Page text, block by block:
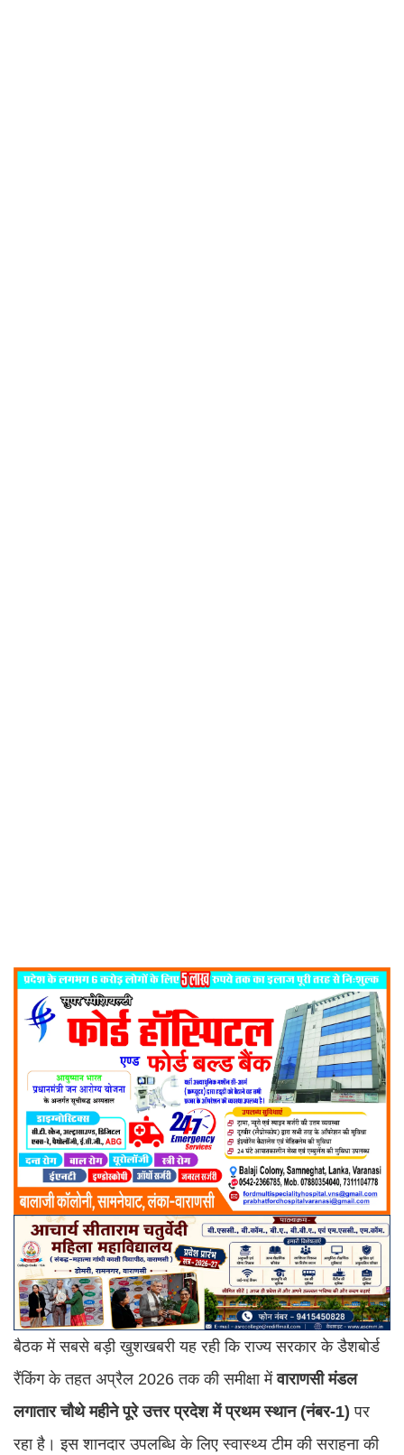
बैठक में सबसे बड़ी खुशखबरी यह रही कि राज्य सरकार के डैशबोर्ड
रैंकिंग के तहत अप्रैल 2026 तक की समीक्षा मेंवाराणसी मंडल
लगातार चौथे महीने पूरे उत्तर प्रदेश में प्रथम स्थान (नंबर-1) पर
रहा है। इस शानदार उपलब्धि के लिए स्वास्थ्य टीम की सराहना की